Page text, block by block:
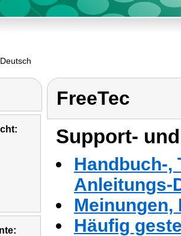
FreeTec
Support-
Handbuch-,
Anleitungs-
Häufig